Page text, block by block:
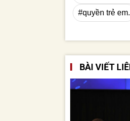
#quyền trẻ em.
BÀI VIẾT